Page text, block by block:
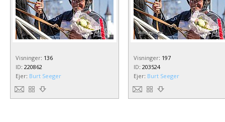
Visninger: 136
ID: 220862
Ejer: Burt Seeger
Visninger: 197
ID: 203524
Ejer: Burt Seeger